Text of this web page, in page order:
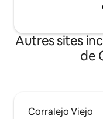
Autres sites
de
Corralejo Viejo